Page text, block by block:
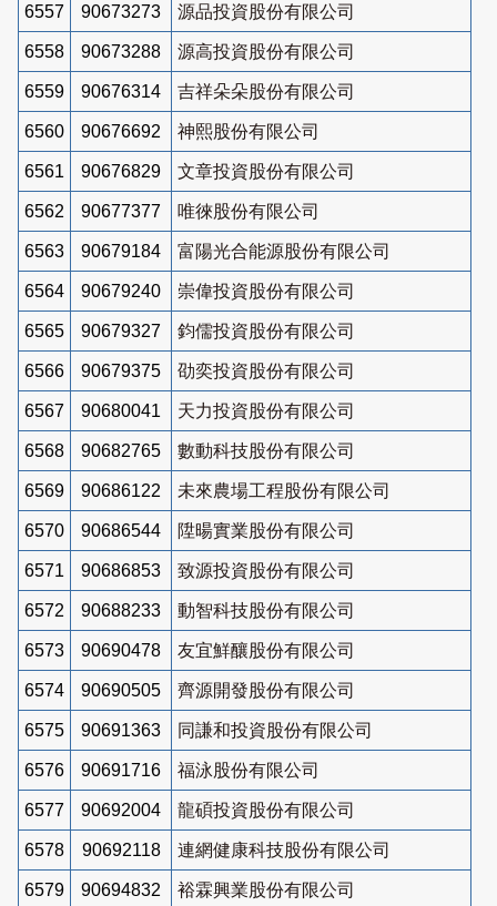
6557 90673273 源品投資股份有限公司
6558 90673288 源高投資股份有限公司
6559 90676314 吉祥朵朵股份有限公司
6560 90676692 神熙股份有限公司
6561 90676829 文章投資股份有限公司
6562 90677377 唯徠股份有限公司
6563 90679184 富陽光合能源股份有限公司
6564 90679240 崇偉投資股份有限公司
6565 90679327 鈞儒投資股份有限公司
6566 90679375 劭奕投資股份有限公司
6567 90680041 天力投資股份有限公司
6568 90682765 數動科技股份有限公司
6569 90686122 未來農場工程股份有限公司
6570 90686544 陞暘實業股份有限公司
6571 90686853 致源投資股份有限公司
6572 90688233 動智科技股份有限公司
6573 90690478 友宜鮮釀股份有限公司
6574 90690505 齊源開發股份有限公司
6575 90691363 同謙和投資股份有限公司
6576 90691716 福泳股份有限公司
6577 90692004 龍碩投資股份有限公司
6578 90692118 連網健康科技股份有限公司
6579 90694832 裕霖興業股份有限公司